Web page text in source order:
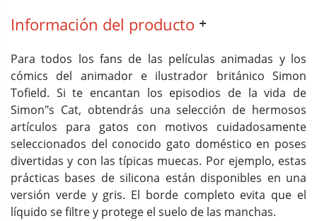
Información del producto
Para todos los fans de las películas animadas y los
cómics del animador e ilustrador británico Simon
Tofield. Si te encantan los episodios de la vida de
Simon"s Cat, obtendrás una selección de hermosos
artículos para gatos con motivos cuidadosamente
seleccionados del conocido gato doméstico en poses
divertidas y con las típicas muecas. Por ejemplo, estas
prácticas bases de silicona están disponibles en una
versión verde y gris. El borde completo evita que el
líquido se filtre y protege el suelo de las manchas.